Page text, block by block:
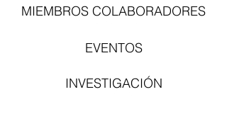
MIEMBROS COLABORADORES
EVENTOS
INVESTIGACIÓN